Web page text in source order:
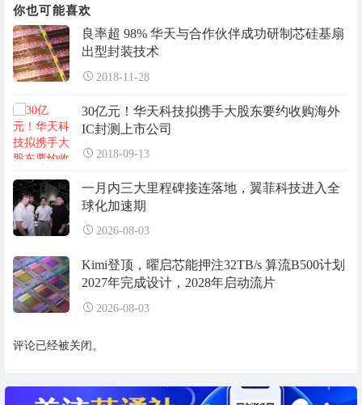
你也可能喜欢
良率超 98% 华天与合作伙伴成功研制芯硅基扇
出型封装技术
2018-11-28
30亿元！华天科技拟携手大股东要约收购海外
IC封测上市公司
2018-09-13
一月内三大里程碑接连落地，翼菲科技进入全
球化加速期
2026-08-03
Kimi登顶，曜启芯能押注32TB/s 算流B500计划
2027年完成设计，2028年启动流片
2026-08-03
评论已经被关闭。